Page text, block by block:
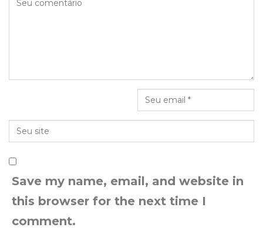
Save my name, email, and website in
this browser for the next time I
comment.